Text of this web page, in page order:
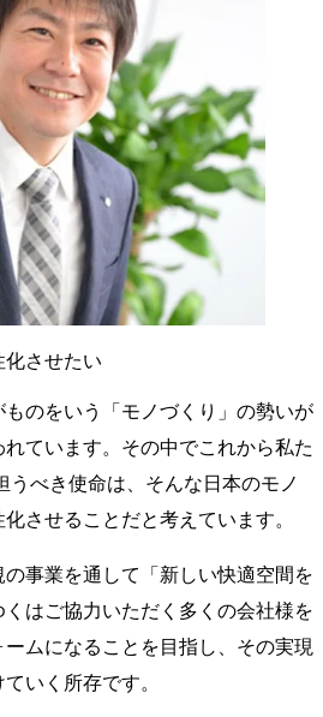
化させたい
のをいう「モノづくり」の勢いが
ています。その中でこれから私た
うべき使命は、そんな日本のモノ
させることだと考えています。
事業を通して「新しい快適空間を
はご協力いただく多くの会社様を
ムになることを目指し、その実現
いく所存です。